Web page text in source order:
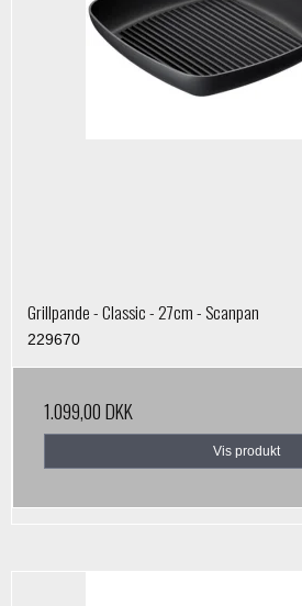
Grillpande - Classic - 27cm - Scanpan
229670
1.099,00 DKK
Vis produkt